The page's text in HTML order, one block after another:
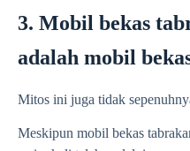
3. Mobil bekas
adalah mobil
Mitos ini juga tidak
Meskipun mobil bekas